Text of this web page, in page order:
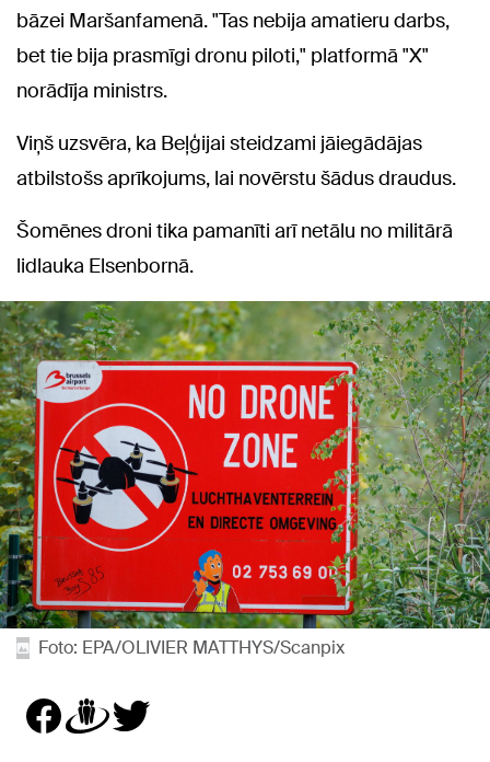
bāzei Maršanfamenā. "Tas nebija amatieru darbs,
bet tie bija prasmīgi dronu piloti," platformā "X"
norādīja ministrs.
Viņš uzsvēra, ka Beļģijai steidzami jāiegādājas
atbilstošs aprīkojums, lai novērstu šādus draudus.
Šomēnes droni tika pamanīti arī netālu no militārā
lidlauka Elsenbornā.
Foto: EPA/OLIVIER MATTHYS/Scanpix